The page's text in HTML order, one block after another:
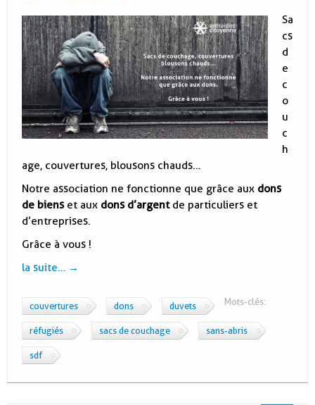
Sa
cs
d
e
c
o
u
c
h
age, couvertures, blousons chauds…
Notre association ne fonctionne que grâce aux dons
de bienset aux dons d’argentde particuliers et
d’entreprises.
Grâce à vous !
la suite… →
Mots-clés:
couvertures dons duvets
réfugiés sacs de couchage sans-abris
sdf